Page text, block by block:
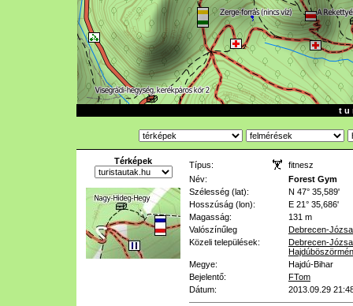
t u
Térképek Típus:
fitnesz
Név:
Forest Gym
Szélesség (lat):
N 47° 35,589'
Hosszúság (lon):
E 21° 35,686'
Magasság:
131 m
Valószínűleg
Debrecen-Józsa
Közeli települések:
Debrecen-Józsa
Megye:
Hajdú-Bihar
Bejelentő:
FTom
Dátum:
2013.09.29